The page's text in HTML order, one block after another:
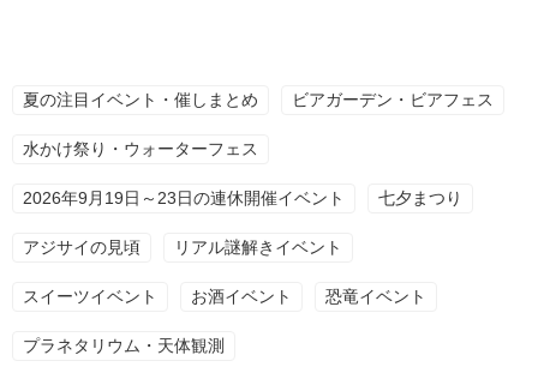
夏の注目イベント・催しまとめ ビアガーデン・ビアフェス
水かけ祭り・ウォーターフェス
2026年9月19日～23日の連休開催イベント 七夕まつり
アジサイの見頃 リアル謎解きイベント
スイーツイベント お酒イベント 恐竜イベント
プラネタリウム・天体観測